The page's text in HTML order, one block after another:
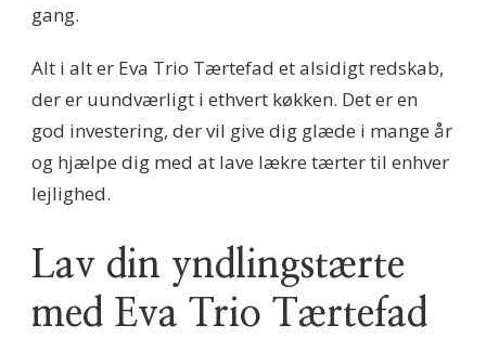
gang.
Alt i alt er Eva Trio Tærtefad et alsidigt redskab,
der er uundværligt i ethvert køkken. Det er en
god investering, der vil give dig glæde i mange år
og hjælpe dig med at lave lækre tærter til enhver
lejlighed.
Lav din yndlingstærte
med Eva Trio Tærtefad